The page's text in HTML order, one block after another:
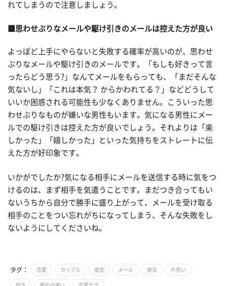
れてしまうので注意しましょう。
■思わせぶりなメールや駆け引きのメールは控えた方が良い
よっぽど上手にやらないと失敗する確率が高いのが、思わせ
ぶりなメールや駆け引きのメールです。「もしも好きって言
ったらどう思う?」なんてメールをもらっても、「まだそんな
気ないし」「これは本気？ からかわれてる？」などどうして
いいか困惑される可能性も少なくありません。こういった思
わせぶりなものが嫌いな男性もいます。気になる男性にメー
ルでの駆け引きは控えた方が良いでしょう。それよりは「楽
しかった」「嬉しかった」といった気持ちをストレートに伝
えた方が好印象です。
いかがでしたか?気になる相手にメールを送信する時に気をつ
けるのは、まず相手を気遣うことです。まだつき合ってもい
ないうちから自分で勝手に盛り上がって、メールを受け取る
相手のことをつい忘れがちになってしまう、そんな失敗をし
ないようにしてくださいね。
タグ： 恋愛 カップル 彼氏 メール 彼女 片思い